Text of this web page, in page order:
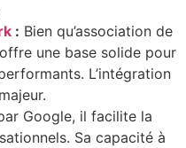
: Bien qu’association de
une base solide pour
L’intégration
Google, il facilite la
Sa capacité à